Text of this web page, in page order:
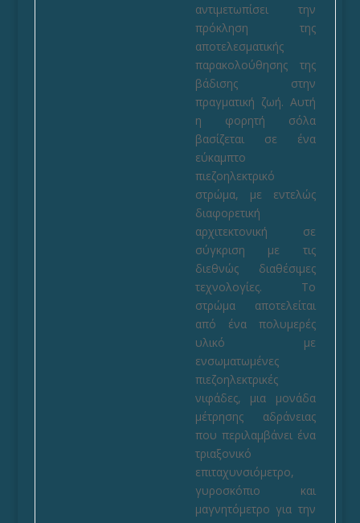
αντιμετωπίσει την
πρόκληση της
αποτελεσματικής
παρακολούθησης της
βάδισης στην
πραγματική ζωή. Αυτή
η φορητή σόλα
βασίζεται σε ένα
εύκαμπτο
πιεζοηλεκτρικό
στρώμα, με εντελώς
διαφορετική
αρχιτεκτονική σε
σύγκριση με τις
διεθνώς διαθέσιμες
τεχνολογίες. Το
στρώμα αποτελείται
από ένα πολυμερές
υλικό με
ενσωματωμένες
πιεζοηλεκτρικές
νιφάδες, μια μονάδα
μέτρησης αδράνειας
που περιλαμβάνει ένα
τριαξονικό
επιταχυνσιόμετρο,
γυροσκόπιο και
μαγνητόμετρο για την